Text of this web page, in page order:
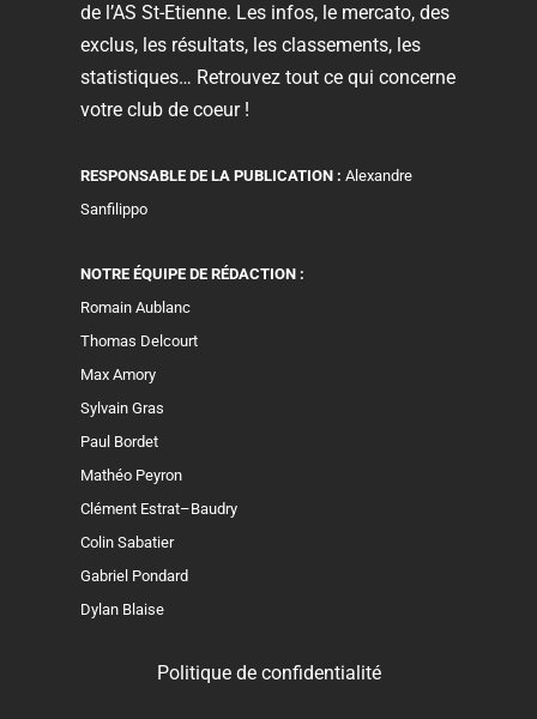
de l’AS St-Etienne. Les infos, le mercato, des
exclus, les résultats, les classements, les
statistiques… Retrouvez tout ce qui concerne
votre club de coeur !
RESPONSABLE DE LA PUBLICATION : Alexandre
Sanfilippo
NOTRE ÉQUIPE DE RÉDACTION :
Romain Aublanc
Thomas Delcourt
Max Amory
Sylvain Gras
Paul Bordet
Mathéo Peyron
Clément Estrat–Baudry
Colin Sabatier
Gabriel Pondard
Dylan Blaise
Politique de confidentialité